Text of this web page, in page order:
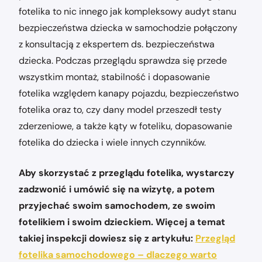
fotelika to nic innego jak kompleksowy audyt stanu
bezpieczeństwa dziecka w samochodzie połączony
z konsultacją z ekspertem ds. bezpieczeństwa
dziecka. Podczas przeglądu sprawdza się przede
wszystkim montaż, stabilność i dopasowanie
fotelika względem kanapy pojazdu, bezpieczeństwo
fotelika oraz to, czy dany model przeszedł testy
zderzeniowe, a także kąty w foteliku, dopasowanie
fotelika do dziecka i wiele innych czynników.
Aby skorzystać z przeglądu fotelika, wystarczy
zadzwonić i umówić się na wizytę, a potem
przyjechać swoim samochodem, ze swoim
fotelikiem i swoim dzieckiem. Więcej a temat
takiej inspekcji dowiesz się z artykułu: Przegląd
fotelika samochodowego – dlaczego warto